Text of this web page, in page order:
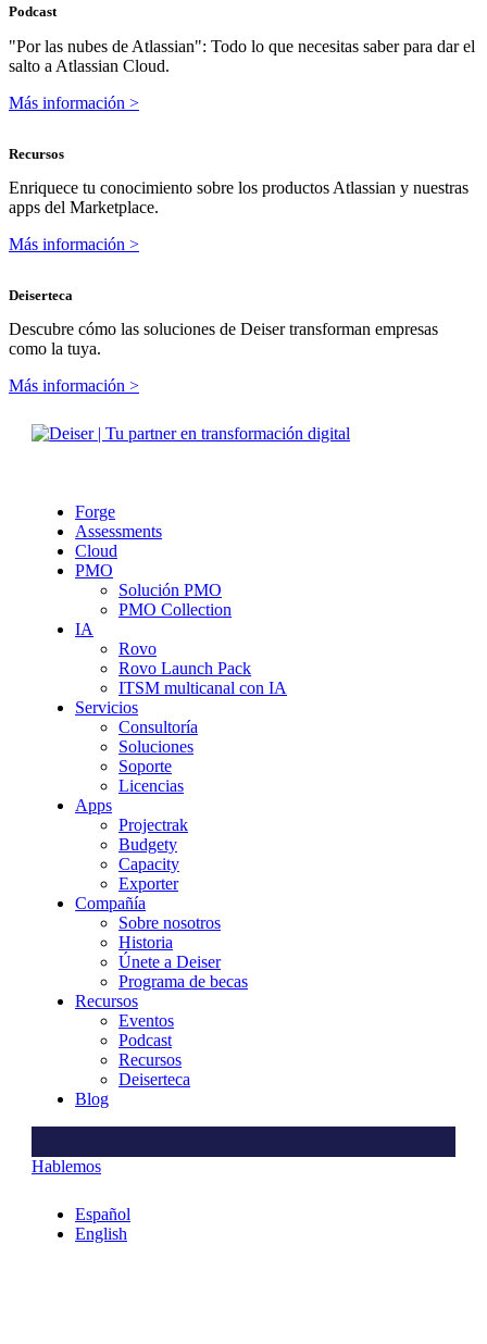
Podcast
"Por las nubes de Atlassian": Todo lo que necesitas saber para dar el
salto a Atlassian Cloud.
Más información >
Recursos
Enriquece tu conocimiento sobre los productos Atlassian y nuestras
apps del Marketplace.
Más información >
Deiserteca
Descubre cómo las soluciones de Deiser transforman empresas
como la tuya.
Más información >
Forge
Assessments
Cloud
PMO
Solución PMO
PMO Collection
IA
Rovo
Rovo Launch Pack
ITSM multicanal con IA
Servicios
Consultoría
Soluciones
Soporte
Licencias
Apps
Projectrak
Budgety
Capacity
Exporter
Compañía
Sobre nosotros
Historia
Únete a Deiser
Programa de becas
Recursos
Eventos
Podcast
Recursos
Deiserteca
Blog
Hablemos
Español
English